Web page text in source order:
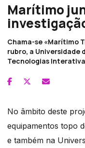
Marítimo
Chama-se «Marítimo
rubro, a Universidade
Tecnologias
No âmbito deste
equipamentos topo
e também na